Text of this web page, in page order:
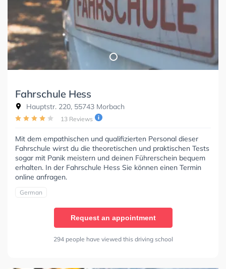
Fahrschule Hess
Hauptstr. 220, 55743 Morbach
13 Reviews
Mit dem empathischen und qualifizierten Personal dieser
Fahrschule wirst du die theoretischen und praktischen Tests
sogar mit Panik meistern und deinen Führerschein bequem
erhalten. In der Fahrschule Hess Sie können einen Termin
online anfragen.
German
Request an appointment
294 people have viewed this driving school